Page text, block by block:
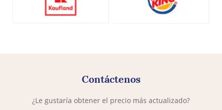
Contáctenos
¿Le gustaría obtener el precio más actualizado?